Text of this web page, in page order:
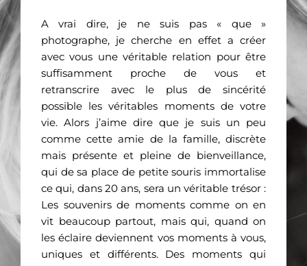
A vrai dire, je ne suis pas « que »
photographe, je cherche en effet a créer
avec vous une véritable relation pour être
suffisamment proche de vous et
retranscrire avec le plus de sincérité
possible les véritables moments de votre
vie. Alors j’aime dire que je suis un peu
comme cette amie de la famille, discrète
mais présente et pleine de bienveillance,
qui de sa place de petite souris immortalise
ce qui, dans 20 ans, sera un véritable trésor :
Les souvenirs de moments comme on en
vit beaucoup partout, mais qui, quand on
les éclaire deviennent vos moments à vous,
uniques et différents. Des moments qui